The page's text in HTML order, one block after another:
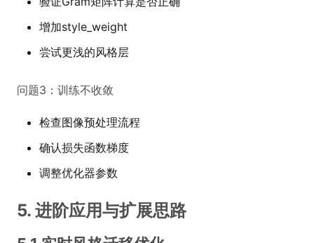
增加style_weight
尝试更浅的风格层
问题3：训练不收敛
检查图像预处理流程
确认损失函数梯度
调整优化器参数
5. 进阶应用与扩展思路